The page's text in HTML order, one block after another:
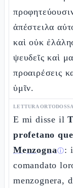
ἀπέστειλα
καὶ οὐκ
ψευδεῖς καὶ
προαιρέσεις
ὑμῖν.
LETTURA ORTODOSSA
E mi disse il
profetano
Menzognaⓘ:
comandato
menzognera,